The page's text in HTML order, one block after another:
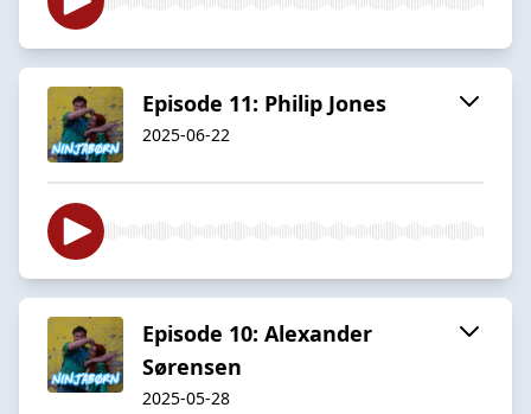
Episode 11: Philip Jones
2025-06-22
Episode 10: Alexander
Sørensen
2025-05-28